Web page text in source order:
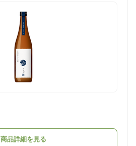
商品詳細を見る